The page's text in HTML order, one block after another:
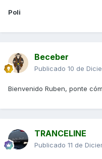
Poli
Beceber
Publicado 10 de
Bienvenido Ruben, ponte
TRANCELINE
Publicado 11 de